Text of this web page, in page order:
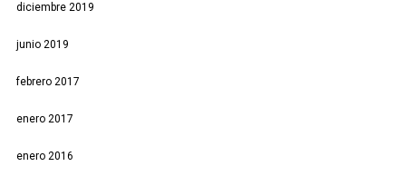
diciembre 2019
junio 2019
febrero 2017
enero 2017
enero 2016